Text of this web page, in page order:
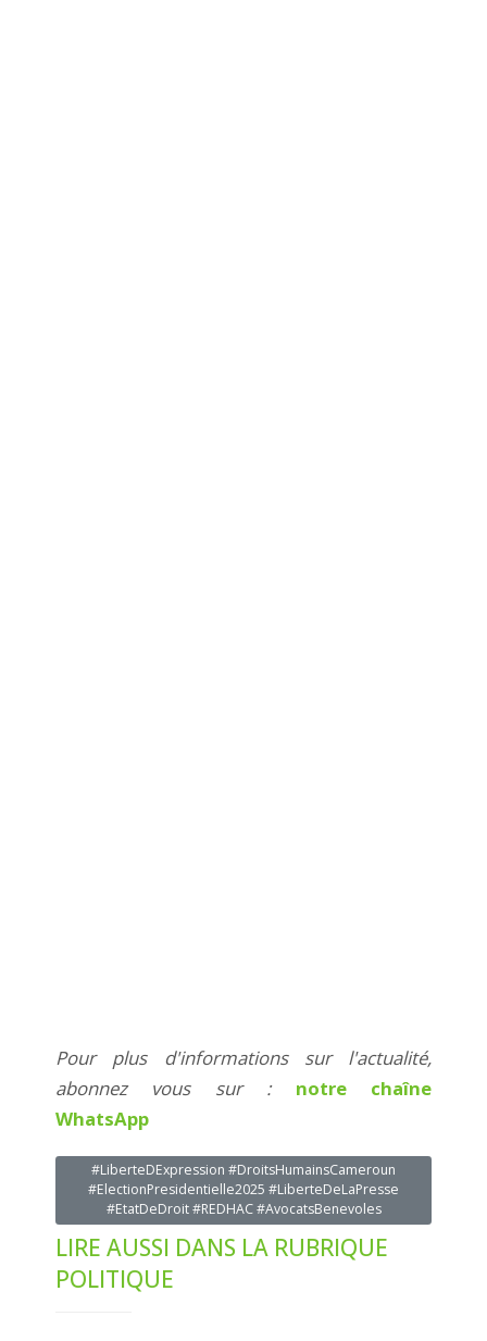
Pour plus d'informations sur l'actualité,
abonnez vous sur : notre chaîne
WhatsApp
#LiberteDExpression #DroitsHumainsCameroun
#ElectionPresidentielle2025 #LiberteDeLaPresse
#EtatDeDroit #REDHAC #AvocatsBenevoles
LIRE AUSSI DANS LA RUBRIQUE
POLITIQUE